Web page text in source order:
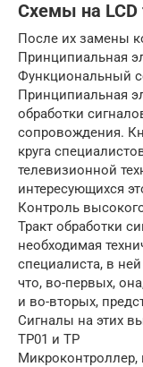
Cхемы на LCD
После их замены
Принципиальная
Функциональный
Принципиальная
обработки
сопровождения.
круга
телевизионной
интересующихся
Контроль
Тракт обработки
необходимая
специалиста, в
что, во-первых,
и во-вторых,
Сигналы на этих
TP01 и TP
Микроконтроллер,